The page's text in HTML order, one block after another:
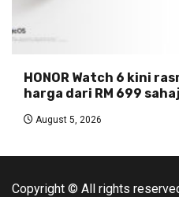
HONOR Watch 6 kini
harga dari RM 699
August 5, 2026
Copyright © All rights